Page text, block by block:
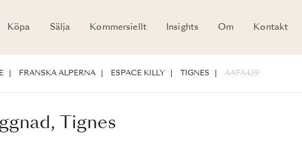
Köpa Sälja Kommersiellt Insights Om Kontakt
FRANSKA ALPERNA ESPACE KILLY TIGNES AAFA459
Tignes